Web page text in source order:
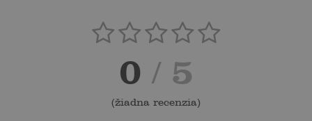
0 / 5
(žiadna recenzia)